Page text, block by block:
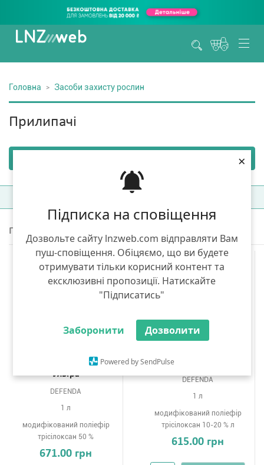
Підписка на сповіщення
Дозвольте сайту lnzweb.com відправляти Вам
пуш-сповіщення. Обіцяємо, що ви будете
отримувати тільки корисний контент та
ексклюзивні пропозиції. Натискайте
"Підписатись"
Заборонити Дозволити
Powered by SendPulse
×
Головна Засоби захисту рослин
Прилипачі
Сортувати:
Показано 3 товарів з 3
Піногасник Пайот
Ультра
ТОП ПРОДАЖIВ
DEFENDA
1 л
модифікований поліефір
трісілоксан 50 %
671.00 грн
Піногасник Пайот
DEFENDA
1 л
модифікований поліефір
трісілоксан 10-20 % л
615.00 грн